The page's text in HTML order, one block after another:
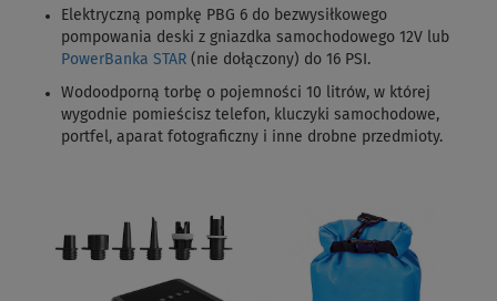
Elektryczną pompkę PBG 6 do bezwysiłkowego
pompowania deski z gniazdka samochodowego 12V lub
PowerBanka STAR (nie dołączony) do 16 PSI.
Wodoodporną torbę o pojemności 10 litrów, w której
wygodnie pomieścisz telefon, kluczyki samochodowe,
portfel, aparat fotograficzny i inne drobne przedmioty.